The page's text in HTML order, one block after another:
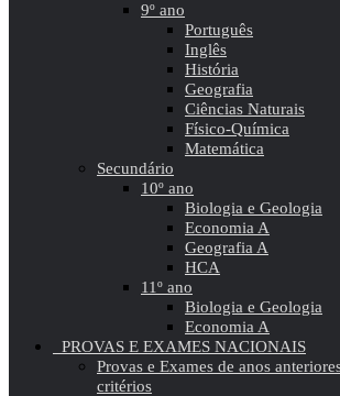
9º ano
Português
Inglês
História
Geografia
Ciências Naturais
Físico-Química
Matemática
Secundário
10º ano
Biologia e Geologia
Economia A
Geografia A
HCA
11º ano
Biologia e Geologia
Economia A
PROVAS E EXAMES NACIONAIS
Provas e Exames de anos
critérios